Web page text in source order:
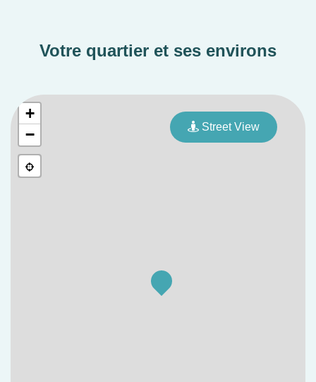
Votre quartier et ses environs
+
−
Street View